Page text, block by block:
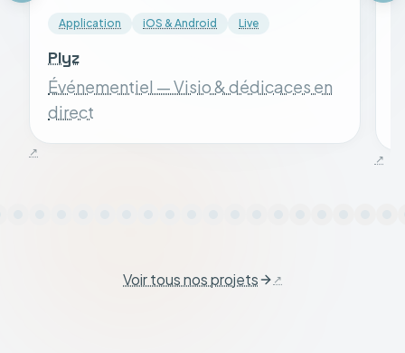
Application iOS & Android Live
Plyz
Événementiel — Visio & dédicaces en
direct
Voir tous nos projets